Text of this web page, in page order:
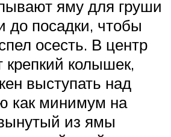
яму для груши
до посадки, чтобы
осесть. В центр
колышек,
выступать над
как минимум на
из ямы